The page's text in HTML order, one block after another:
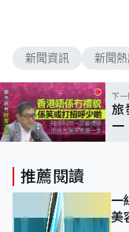
新聞資訊 新聞
下
旅
一
推薦閱讀
一
美